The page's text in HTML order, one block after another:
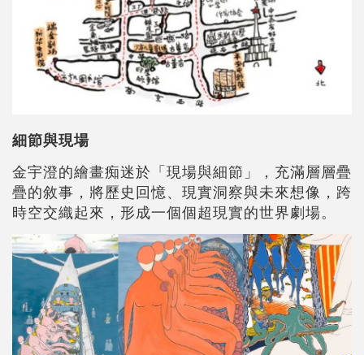
細節與現場
金宇澄的繪畫痴迷於「現場與細節」，充滿層層疊
疊的敘事，將歷史回憶、現實洞察與未來想像，跨
時空交織起來，形成一個個超現實的世界劇場。